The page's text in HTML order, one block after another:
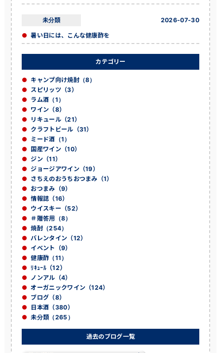
暑い日には、こんな健康酢を
未分類 2026-07-30
カテゴリー
キャンプ向け焼酎（8）
スピリッツ（3）
ラム酒（1）
ワイン（8）
リキュール（21）
クラフトビール（31）
ミード酒（1）
国産ワイン（10）
ジン（11）
ジョージアワイン（19）
さちえのおうちおつまみ（1）
おつまみ（9）
情報誌（16）
ウイスキー（52）
＃贈答用（8）
焼酎（254）
バレンタイン（12）
イベント（9）
健康酢（11）
ﾘｷｭｰﾙ（12）
ノンアル（4）
オーガニックワイン（124）
ブログ（8）
日本酒（380）
未分類（265）
過去のブログ一覧